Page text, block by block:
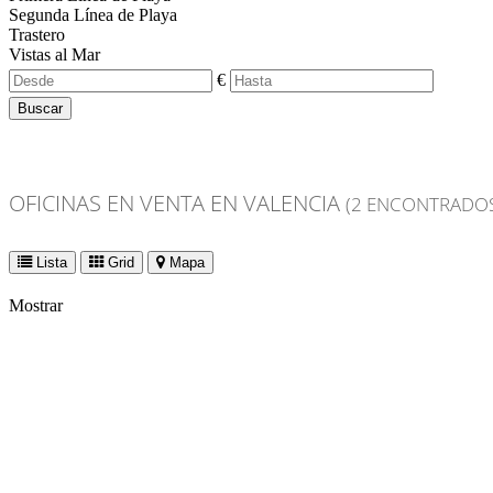
Segunda Línea de Playa
Trastero
Vistas al Mar
€
Buscar
OFICINAS EN VENTA EN VALENCIA (2
Lista Grid Mapa
Mostrar